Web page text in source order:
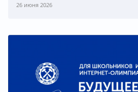
26 июня 2026